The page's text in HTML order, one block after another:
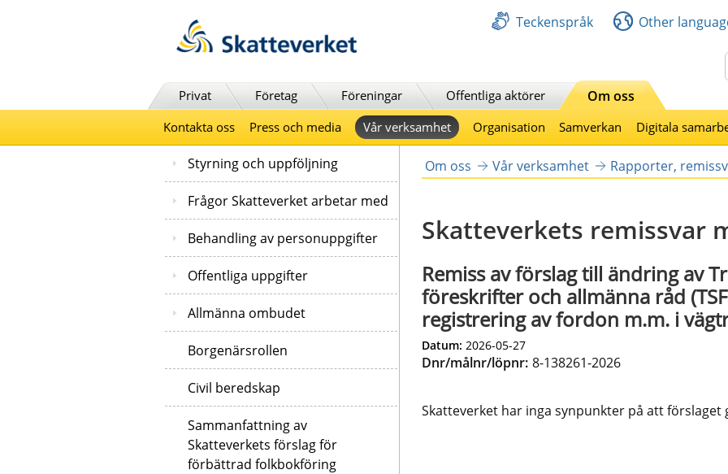
Teckenspråk Other
Privat Företag Föreningar Offentliga aktörer Om oss
Kontakta oss Press och media Vår verksamhet Organisation Samverkan Digitala
Styrning och uppföljning
Frågor Skatteverket arbetar med
Behandling av personuppgifter
Offentliga uppgifter
Allmänna ombudet
Borgenärsrollen
Civil beredskap
Sammanfattning av
Skatteverkets förslag för
förbättrad folkbokföring
Om oss Vår verksamhet Rapporter,
Skatteverkets remissvar
Remiss av förslag till ändring av
föreskrifter och allmänna råd
registrering av fordon m.m. i
Datum: 2026-05-27
Dnr/målnr/löpnr: 8-138261-2026
Skatteverket har inga synpunkter på att förslaget